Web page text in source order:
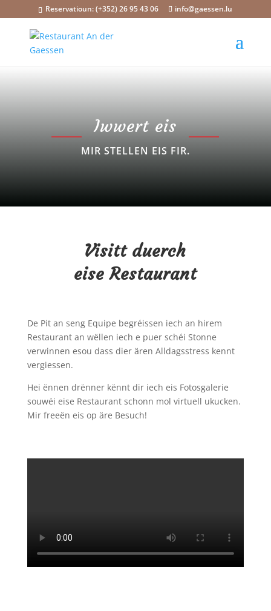
Reservatioun: (+352) 26 95 43 06 info@gaessen.lu
Iwwert eis
MIR STELLEN EIS FIR.
Visitt duerch
eise Restaurant
De Pit an seng Equipe begréissen iech an hirem
Restaurant an wëllen iech e puer schéi Stonne
verwinnen esou dass dier ären Alldagsstress kennt
vergiessen.
Hei ënnen drënner kënnt dir iech eis Fotosgalerie
souwéi eise Restaurant schonn mol virtuell ukucken.
Mir freeën eis op äre Besuch!